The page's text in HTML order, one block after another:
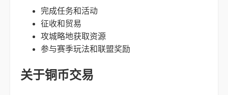
完成任务和活动
征收和贸易
攻城略地获取资源
参与赛季玩法和联盟奖励
关于铜币交易